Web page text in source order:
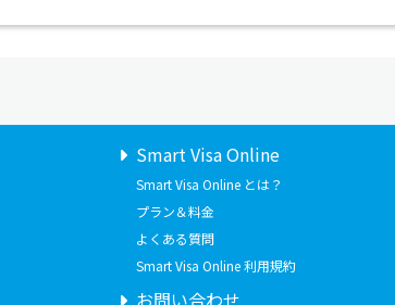
Smart Visa Online
Smart Visa Online とは？
プラン＆料金
よくある質問
Smart Visa Online 利用規約
お問い合わせ